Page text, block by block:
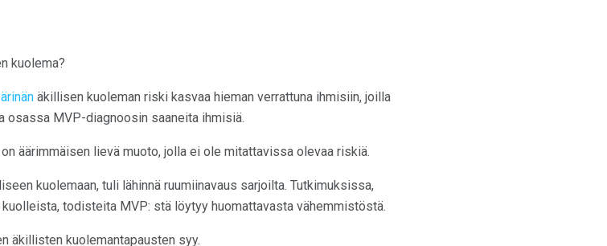
kuolema?
äkillisen kuoleman riski kasvaa hieman verrattuna ihmisiin, joilla
osassa MVP-diagnoosin saaneita ihmisiä.
äärimmäisen lievä muoto, jolla ei ole mitattavissa olevaa riskiä.
kuolemaan, tuli lähinnä ruumiinavaus sarjoilta. Tutkimuksissa,
todisteita MVP: stä löytyy huomattavasta vähemmistöstä.
äkillisten kuolemantapausten syy.